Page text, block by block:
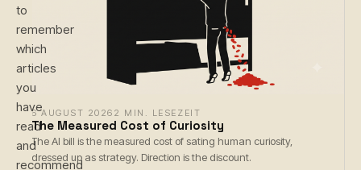
6 AUGUST 2026 2 MIN. LESEZEIT
The Measured Cost of Curiosity
The AI bill is the measured cost of sating human curiosity,
dressed up as strategy. Direction is the discount.
to
remember
which
articles
you
have
read
and
recommend